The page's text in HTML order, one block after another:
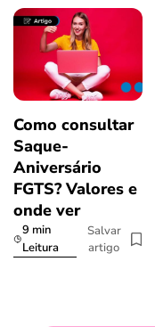
Como consultar
Saque-
Aniversário
FGTS? Valores e
onde ver
9 min
Leitura
Salvar
artigo